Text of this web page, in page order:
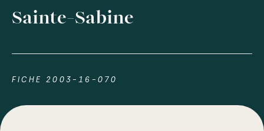
Sainte-Sabine
FICHE 2003-16-070